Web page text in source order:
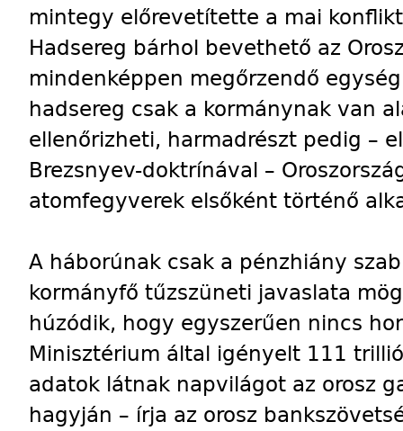
mintegy előrevetítette a mai
Hadsereg bárhol bevethető az
mindenképpen megőrzendő
hadsereg csak a kormánynak van
ellenőrizheti, harmadrészt pedig –
Brezsnyev-doktrínával –
atomfegyverek elsőként történő
A háborúnak csak a pénzhiány
kormányfő tűzszüneti javaslata
húzódik, hogy egyszerűen nincs
Minisztérium által igényelt 111
adatok látnak napvilágot az orosz
hagyján – írja az orosz